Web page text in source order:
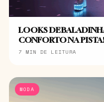
LOOKS DE
CONFORTO NA PISTA!
7 MIN DE LEITURA
MODA